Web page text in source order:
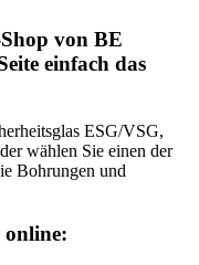
von BE
einfach das
ESG/VSG,
wählen Sie einen der
Bohrungen und
online: